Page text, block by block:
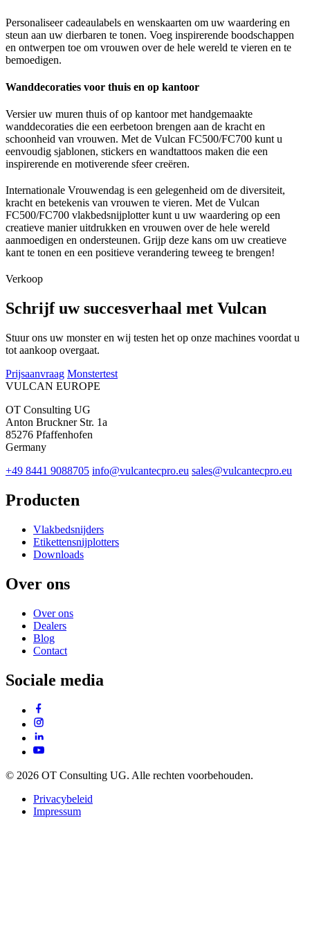
Personaliseer cadeaulabels en wenskaarten om uw waardering en
steun aan uw dierbaren te tonen. Voeg inspirerende boodschappen
en ontwerpen toe om vrouwen over de hele wereld te vieren en te
bemoedigen.
Wanddecoraties voor thuis en op kantoor
Versier uw muren thuis of op kantoor met handgemaakte
wanddecoraties die een eerbetoon brengen aan de kracht en
schoonheid van vrouwen. Met de Vulcan FC500/FC700 kunt u
eenvoudig sjablonen, stickers en wandtattoos maken die een
inspirerende en motiverende sfeer creëren.
Internationale Vrouwendag is een gelegenheid om de diversiteit,
kracht en betekenis van vrouwen te vieren. Met de Vulcan
FC500/FC700 vlakbedsnijplotter kunt u uw waardering op een
creatieve manier uitdrukken en vrouwen over de hele wereld
aanmoedigen en ondersteunen. Grijp deze kans om uw creatieve
kant te tonen en een positieve verandering teweeg te brengen!
Verkoop
Schrijf uw succesverhaal met Vulcan
Stuur ons uw monster en wij testen het op onze machines voordat u
tot aankoop overgaat.
Prijsaanvraag Monstertest
VULCAN EUROPE
OT Consulting UG
Anton Bruckner Str. 1a
85276 Pfaffenhofen
Germany
+49 8441 9088705 info@vulcantecpro.eu sales@vulcantecpro.eu
Producten
Vlakbedsnijders
Etikettensnijplotters
Downloads
Over ons
Over ons
Dealers
Blog
Contact
Sociale media
© 2026 OT Consulting UG. Alle rechten voorbehouden.
Privacybeleid
Impressum